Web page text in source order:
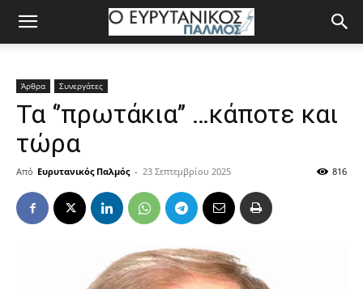
Άρθρα Συνεργάτες
Τα ‘’πρωτάκια’’ …κάποτε και
τώρα
Από Ευρυτανικός Παλμός - 23 Σεπτεμβρίου 2025 816